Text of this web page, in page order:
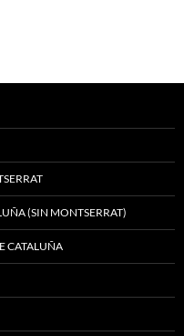
(SIN MONTSERRAT)
CATALUÑA